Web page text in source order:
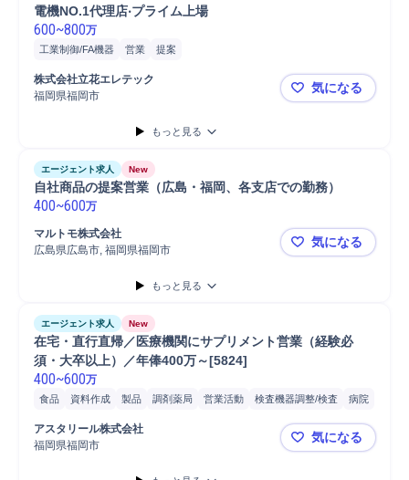
電機NO.1代理店‧プライム上場
600~800万
工業制御/FA機器 営業 提案
株式会社⽴花エレテック
福岡県福岡市
【福岡/FA
気になる
もっと見る
エージェント求人 New
自社商品の提案営業（広島・福岡、各支店での勤務）
400~600万
マルトモ株式会社
広島県広島市, 福岡県福岡市
自社商品の
気になる
もっと見る
エージェント求人 New
在宅・直行直帰／医療機関にサプリメント営業（経験必
須・大卒以上）／年俸400万～[5824]
400~600万
食品 資料作成 製品 調剤薬局 営業活動 検査機器調整/検査
病院
アンチエイジング
アスタリール株式会社
福岡県福岡市
在宅・直行
気になる